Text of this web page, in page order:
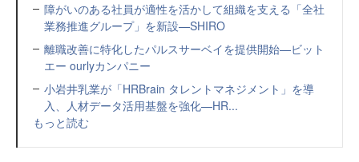
障がいのある社員が適性を活かして組織を支える「全社
業務推進グループ」を新設—SHIRO
離職改善に特化したパルスサーベイを提供開始—ビット
エー ourlyカンパニー
小岩井乳業が「HRBrain タレントマネジメント」を導
入、人材データ活用基盤を強化—HR...
もっと読む